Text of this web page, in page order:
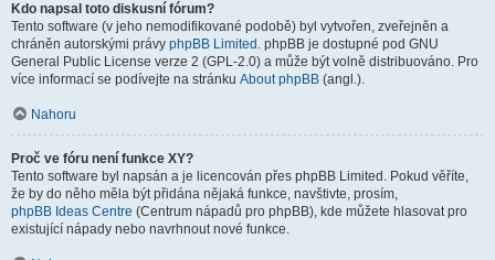
Kdo napsal toto diskusní fórum?
Tento software (v jeho nemodifikované podobě) byl vytvořen, zveřejněn a
chráněn autorskými právy phpBB Limited . phpBB je dostupné pod GNU
General Public License verze 2 (GPL-2.0) a může být volně distribuováno. Pro
více informací se podívejte na stránku About phpBB (angl.).
Nahoru
Proč ve fóru není funkce XY?
Tento software byl napsán a je licencován přes phpBB Limited. Pokud věříte,
že by do něho měla být přidána nějaká funkce, navštivte, prosím,
phpBB Ideas Centre (Centrum nápadů pro phpBB), kde můžete hlasovat pro
existující nápady nebo navrhnout nové funkce.